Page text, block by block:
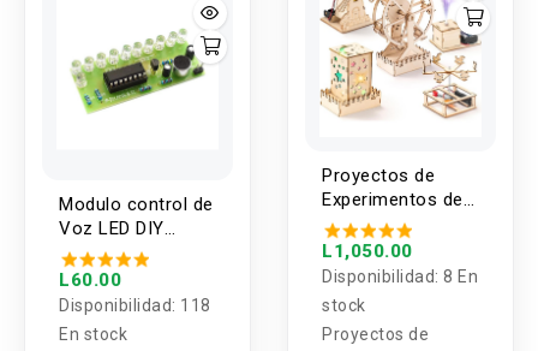
Modulo control de
Voz LED DIY
CD4017
L60.00
Disponibilidad: 118
En stock
Proyectos de
Experimentos de
Ciencia STEM 5 en
1 (Kit)
L1,050.00
Disponibilidad: 8 En
stock
Proyectos de